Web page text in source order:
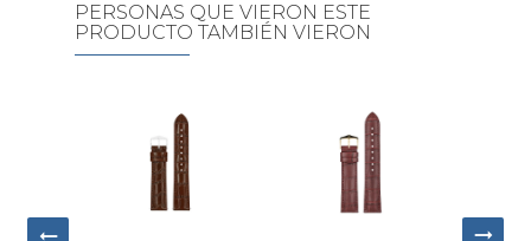
PERSONAS QUE VIERON ESTE
PRODUCTO TAMBIÉN VIERON